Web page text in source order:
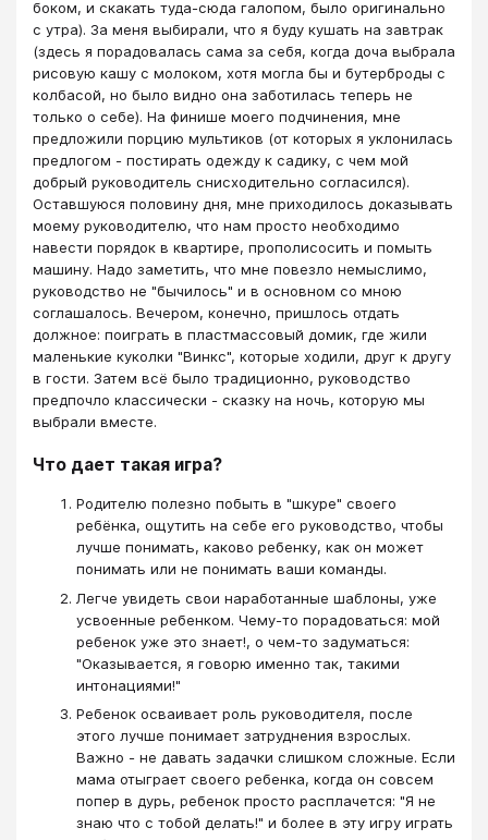
боком, и скакать туда-сюда галопом, было оригинально
с утра). За меня выбирали, что я буду кушать на завтрак
(здесь я порадовалась сама за себя, когда доча выбрала
рисовую кашу с молоком, хотя могла бы и бутерброды с
колбасой, но было видно она заботилась теперь не
только о себе). На финише моего подчинения, мне
предложили порцию мультиков (от которых я уклонилась
предлогом - постирать одежду к садику, с чем мой
добрый руководитель снисходительно согласился).
Оставшуюся половину дня, мне приходилось доказывать
моему руководителю, что нам просто необходимо
навести порядок в квартире, прополисосить и помыть
машину. Надо заметить, что мне повезло немыслимо,
руководство не "бычилось" и в основном со мною
соглашалось. Вечером, конечно, пришлось отдать
должное: поиграть в пластмассовый домик, где жили
маленькие куколки "Винкс", которые ходили, друг к другу
в гости. Затем всё было традиционно, руководство
предпочло классически - сказку на ночь, которую мы
выбрали вместе.
Что дает такая игра?
Родителю полезно побыть в "шкуре" своего
ребёнка, ощутить на себе его руководство, чтобы
лучше понимать, каково ребенку, как он может
понимать или не понимать ваши команды.
Легче увидеть свои наработанные шаблоны, уже
усвоенные ребенком. Чему-то порадоваться: мой
ребенок уже это знает!, о чем-то задуматься:
"Оказывается, я говорю именно так, такими
интонациями!"
Ребенок осваивает роль руководителя, после
этого лучше понимает затруднения взрослых.
Важно - не давать задачки слишком сложные. Если
мама отыграет своего ребенка, когда он совсем
попер в дурь, ребенок просто расплачется: "Я не
знаю что с тобой делать!" и более в эту игру играть